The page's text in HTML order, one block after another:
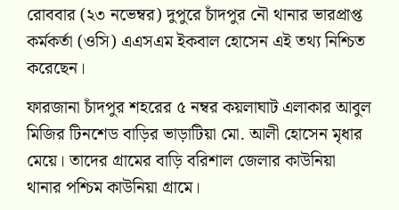
রোববার (২৩ নভেম্বর) দুপুরে চাঁদপুর নৌ থানার ভারপ্রাপ্ত
কর্মকর্তা (ওসি) এএসএম ইকবাল হোসেন এই তথ্য নিশ্চিত
করেছেন।
ফারজানা চাঁদপুর শহরের ৫ নম্বর কয়লাঘাট এলাকার আবুল
মিজির টিনশেড বাড়ির ভাড়াটিয়া মো. আলী হোসেন মৃধার
মেয়ে। তাদের গ্রামের বাড়ি বরিশাল জেলার কাউনিয়া
থানার পশ্চিম কাউনিয়া গ্রামে।